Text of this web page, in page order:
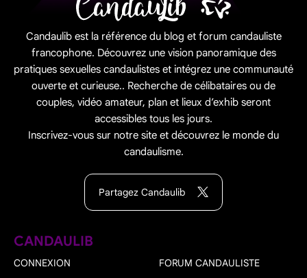
Candaulib est la référence du blog et forum candauliste
francophone. Découvrez une vision panoramique des
pratiques sexuelles candaulistes et intégrez une communauté
ouverte et curieuse.. Recherche de célibataires ou de
couples, vidéo amateur, plan et lieux d’exhib seront
accessibles tous les jours.
Inscrivez-vous sur notre site et découvrez le monde du
candaulisme.
Partagez Candaulib
CANDAULIB
CONNEXION
FORUM CANDAULISTE